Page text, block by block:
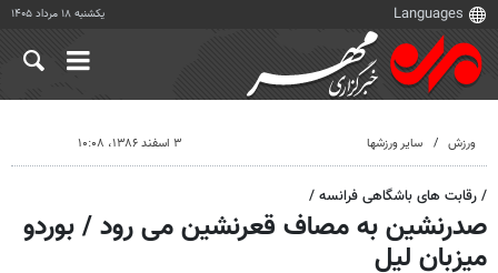
یکشنبه ۱۸ مرداد ۱۴۰۵
ورزش سایر ورزشها ۳ اسفند ۱۳۸۶، ۱۰:۰۸
/ رقابت های باشگاهی فرانسه /
صدرنشین به مصاف قعرنشین می رود / بوردو
میزبان لیل